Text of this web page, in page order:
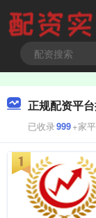
正规配资平
已收录999+家